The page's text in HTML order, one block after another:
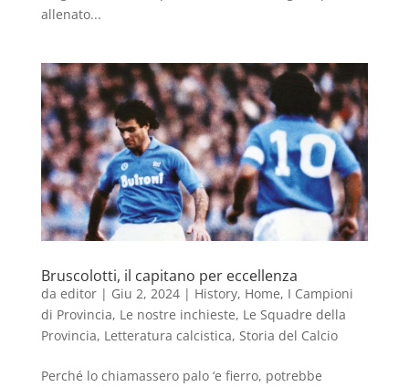
allenato...
Bruscolotti, il capitano per eccellenza
da editor| Giu 2, 2024| History, Home, I Campioni
di Provincia, Le nostre inchieste, Le Squadre della
Provincia, Letteratura calcistica, Storia del Calcio
Perché lo chiamassero palo ‘e fierro, potrebbe